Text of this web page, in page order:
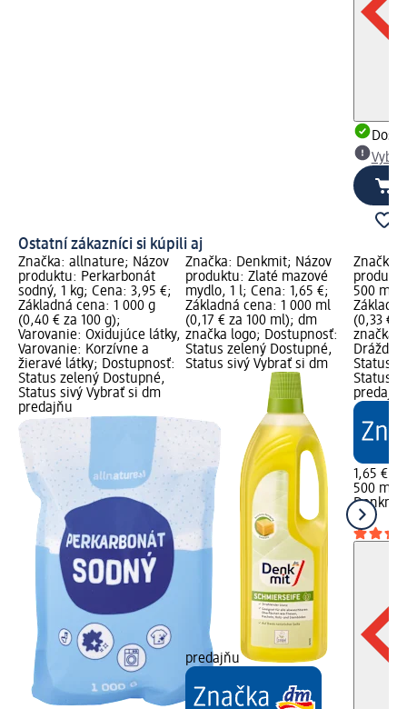
Ostatní zákazníci si kúpili aj
Značka: allnature; Názov
produktu: Perkarbonát
sodný, 1 kg; Cena: 3,95 €;
Základná cena: 1 000 g
(0,40 € za 100 g);
Varovanie: Oxidujúce látky,
Varovanie: Korzívne a
žieravé látky; Dostupnosť:
Status zelený Dostupné,
Status sivý Vybrať si dm
predajňu
Značka: Denkmit; Názov
produktu: Zlaté mazové
mydlo, 1 l; Cena: 1,65 €;
Základná cena: 1 000 ml
(0,17 € za 100 ml); dm
značka logo; Dostupnosť:
Status zelený Dostupné,
Status sivý Vybrať si dm
predajňu
Značka:
500 ml;
(0,33 €
značka
Status
Status
predajňu
1,65 €
500 ml
Denkmit
ml